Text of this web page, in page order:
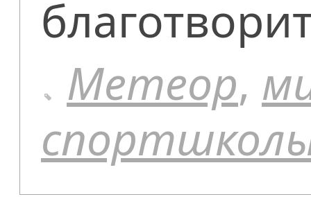
Метеор,